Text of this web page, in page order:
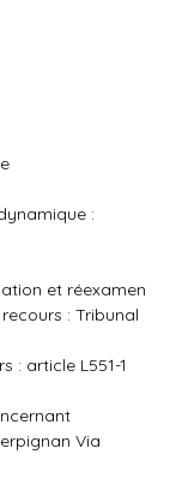
:
et réexamen
: Tribunal
: article L551-1
Via